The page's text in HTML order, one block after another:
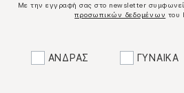
Με την εγγραφή σας στο newsletter
προσωπικών δεδομένων του
ΑΝΔΡΑΣ ΓΥΝΑΙΚΑ